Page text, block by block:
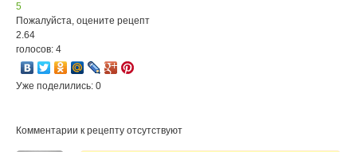
5
Пожалуйста, оцените рецепт
2.64
голосов: 4
Уже поделились: 0
Комментарии к рецепту отсутствуют